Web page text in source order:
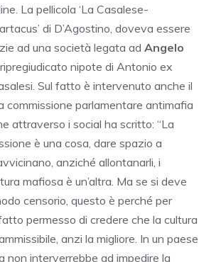
La pellicola ‘La Casalese-
di D’Agostino, doveva essere
ad una società legata ad Angelo
nipote di Antonio ex
Sul fatto è intervenuto anche il
commissione parlamentare antimafia
attraverso i social ha scritto: “La
è una cosa, dare spazio a
anziché allontanarli, i
mafiosa è un’altra. Ma se si deve
censorio, questo è perché per
permesso di credere che la cultura
anzi la migliore. In un paese
non interverrebbe ad impedire la